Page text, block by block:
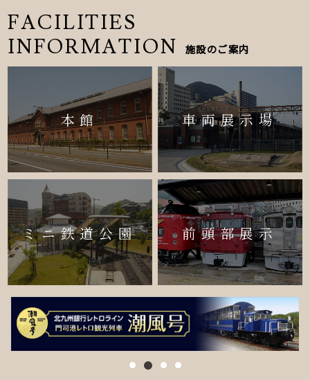
FACILITIES
INFORMATION
施設のご案内
本館 車両展示場
ミニ鉄道公園 前頭部展示